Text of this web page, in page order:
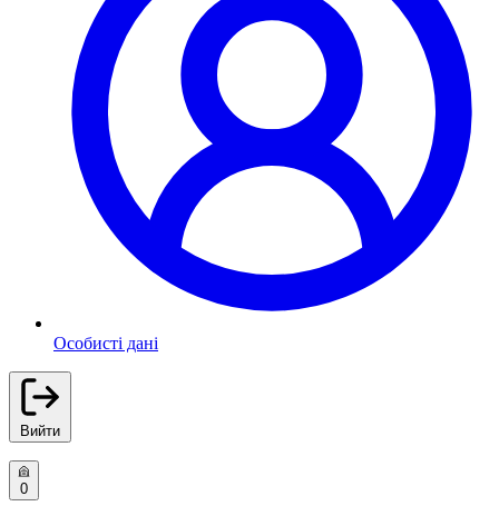
Особисті дані
Вийти
0